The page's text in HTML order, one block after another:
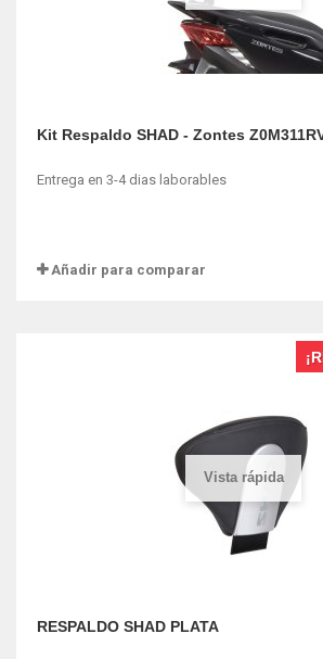
Kit Respaldo SHAD - Zontes
Entrega en 3-4 dias laborables
Añadir para comparar
Vista rápida
RESPALDO SHAD PLATA